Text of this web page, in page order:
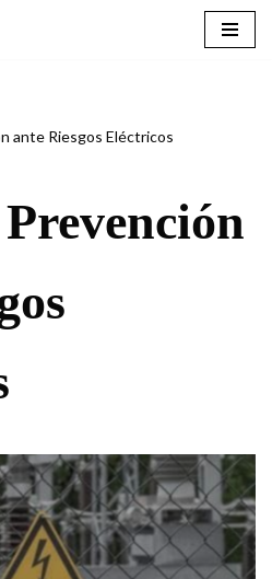
ante Riesgos Eléctricos